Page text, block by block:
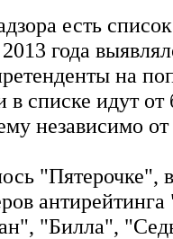
есть
года
на
списке идут от
независимо от
"Пятерочке",
"Билла",